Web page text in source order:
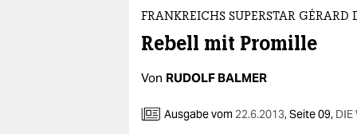
FRANKREICHS SUPERSTAR GÉRARD
Rebell mit Promille
Von RUDOLF BALMER
Ausgabe vom 22.6.2013,Seite 09, DIE